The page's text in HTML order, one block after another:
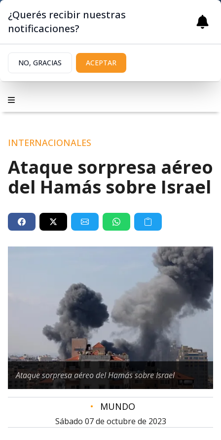
INTERNACIONALES
Ataque sorpresa aéreo
del Hamás sobre Israel
Ataque sorpresa aéreo del Hamás sobre Israel
• MUNDO
sábado 07 de octubre de 2023
¿Querés recibir nuestras
notificaciones?
NO, GRACIAS ACEPTAR